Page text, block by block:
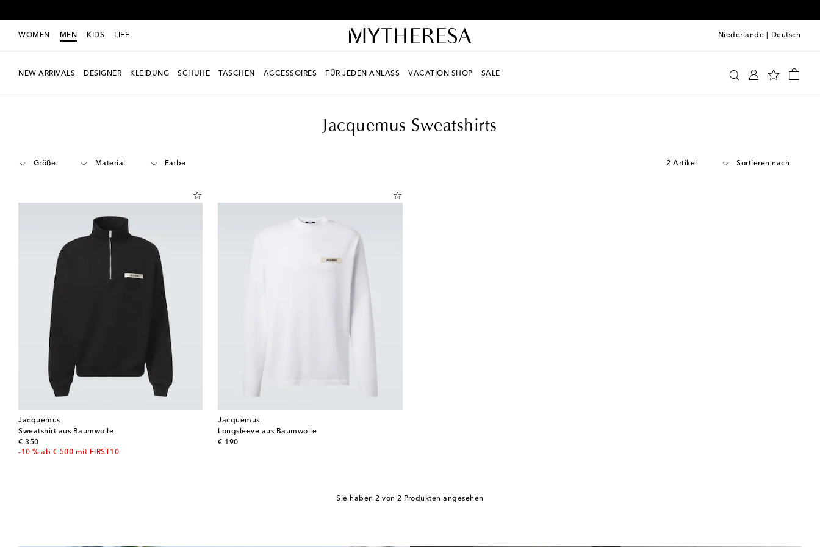
WOMEN MEN KIDS LIFE Niederlande Deutsch
NEW ARRIVALS DESIGNER KLEIDUNG SCHUHE TASCHEN ACCESSOIRES FÜR JEDEN ANLASS VACATION SHOP SALE
Jacquemus Sweatshirts
Größe Material Farbe 2 Artikel Sortieren nach
Jacquemus
Sweatshirt aus Baumwolle
€ 350
original price
-10 % ab € 500 mit FIRST10
Jacquemus
Longsleeve aus Baumwolle
€ 190
original price
Sie haben 2 von 2 Produkten angesehen